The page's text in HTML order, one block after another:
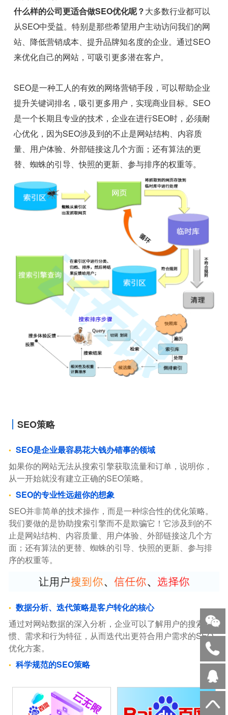
什么样的公司更适合做SEO优化呢？大多数行业都可以
从SEO中受益。特别是那些希望用户主动访问我们的网
站、降低营销成本、提升品牌知名度的企业。通过SEO
来优化自己的网站，可吸引更多潜在客户。
SEO是一种工人的有效的网络营销手段，可以帮助企业
提升关键词排名，吸引更多用户，实现商业目标。SEO
是一个长期且专业的技术，企业在进行SEO时，必须耐
心优化，因为SEO涉及到的不止是网站结构、内容质
量、用户体验、外部链接这几个方面；还有算法的更
替、蜘蛛的引导、快照的更新、参与排序的权重等。
SEO策略
SEO是企业最容易花大钱办错事的领域
如果你的网站无法从搜索引擎获取流量和订单，说明你，
从一开始就没有建立正确的SEO策略。
SEO的专业性远超你的想象
SEO并非简单的技术操作，而是一种综合性的优化策略。
我们要做的是协助搜索引擎而不是欺骗它！它涉及到的不
止是网站结构、内容质量、用户体验、外部链接这几个方
面；还有算法的更替、蜘蛛的引导、快照的更新、参与排
序的权重等。
数据分析、迭代策略是客户转化的核心
通过对网站数据的深入分析，企业可以了解用户的搜索习
惯、需求和行为特征，从而迭代出更符合用户需求的SEO
优化方案。
科学规范的SEO策略